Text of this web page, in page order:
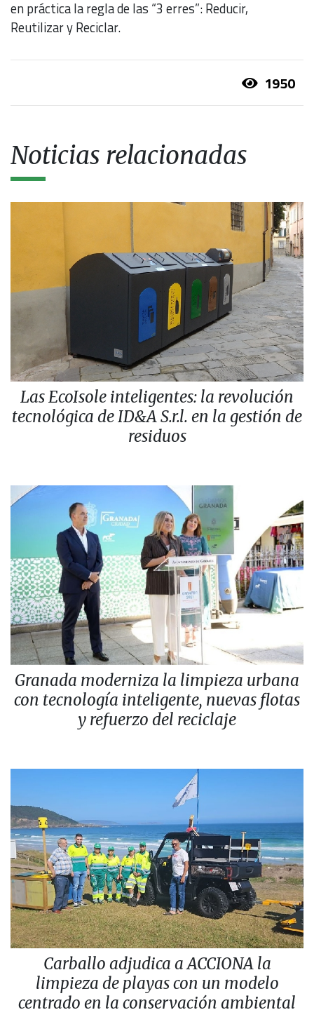
en práctica la regla de las “3 erres”: Reducir,
Reutilizar y Reciclar.
1950
Noticias relacionadas
Las EcoIsole inteligentes: la revolución
tecnológica de ID&A S.r.l. en la gestión de
residuos
Granada moderniza la limpieza urbana
con tecnología inteligente, nuevas flotas
y refuerzo del reciclaje
Carballo adjudica a ACCIONA la
limpieza de playas con un modelo
centrado en la conservación ambiental